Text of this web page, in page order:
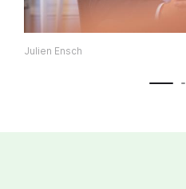
Julien Ensch